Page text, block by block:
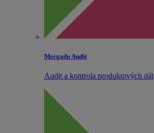
Mergado Audit
Audit a kontrola produktových dát